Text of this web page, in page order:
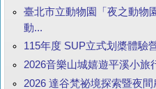
臺北市立動物園「夜之動物
動...
115年度 SUP立式划槳體驗
2026音樂山城嬉遊平溪小旅
2026 達谷梵祕境探索暨夜